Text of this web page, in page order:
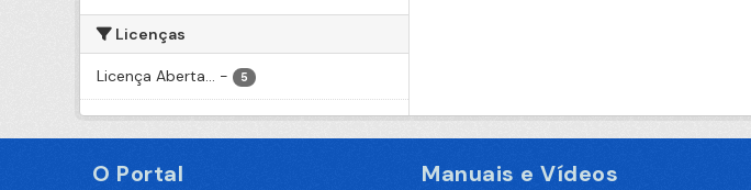
Licenças
Licença Aberta... - 5
O Portal Manuais e Vídeos